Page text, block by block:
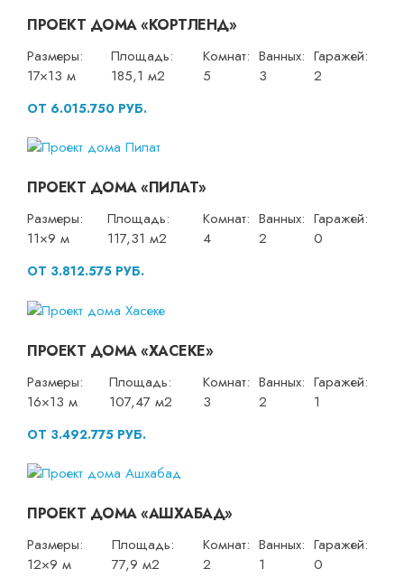
ПРОЕКТ ДОМА «КОРТЛЕНД»
Размеры:
17×13 м
Площадь:
185,1 м2
Комнат:
5
Ванных:
3
Гаражей:
2
ОТ 6.015.750 РУБ.
ПРОЕКТ ДОМА «ПИЛАТ»
Размеры:
11×9 м
Площадь:
117,31 м2
Комнат:
4
Ванных:
2
Гаражей:
0
ОТ 3.812.575 РУБ.
ПРОЕКТ ДОМА «ХАСЕКЕ»
Размеры:
16×13 м
Площадь:
107,47 м2
Комнат:
3
Ванных:
2
Гаражей:
1
ОТ 3.492.775 РУБ.
ПРОЕКТ ДОМА «АШХАБАД»
Размеры:
12×9 м
Площадь:
77,9 м2
Комнат:
2
Ванных:
1
Гаражей:
0